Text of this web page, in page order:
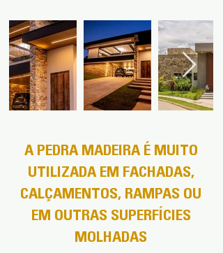
A PEDRA MADEIRA É MUITO
UTILIZADA EM FACHADAS,
CALÇAMENTOS, RAMPAS OU
EM OUTRAS SUPERFÍCIES
MOLHADAS